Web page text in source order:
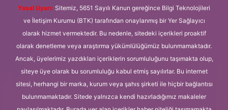
Yasal Uyarı: Sitemiz, 5651 Sayılı Kanun gereğince Bilgi Teknolojileri
ve İletişim Kurumu (BTK) tarafından onaylanmış bir Yer Sağlayıcı
olarak hizmet vermektedir. Bu nedenle, sitedeki içerikleri proaktif
olarak denetleme veya araştırma yükümlülüğümüz bulunmamaktadır.
Ancak, üyelerimiz yazdıkları içeriklerin sorumluluğunu taşımakta olup,
siteye üye olarak bu sorumluluğu kabul etmiş sayılırlar. Bu internet
sitesi, herhangi bir marka, kurum veya şahıs şirketi ile hiçbir bağlantısı
bulunmamaktadır. Sitede yalnızca kendi hazırladığımız makaleler